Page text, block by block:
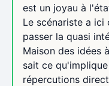
est un joyau à
Le scénariste a ici
passer la quasi
Maison des idées
sait ce
répercutions